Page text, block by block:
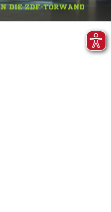
DIE ZDF-TORWAND